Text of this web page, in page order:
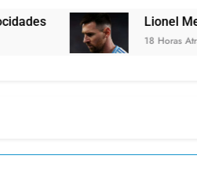
Lionel Messi
18 Horas Atrás